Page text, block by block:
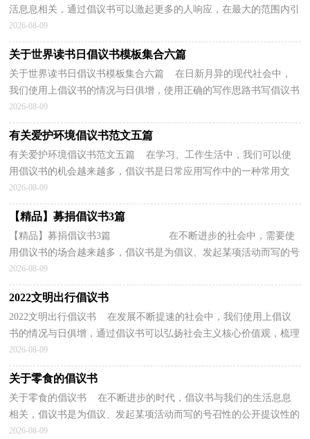
活息息相关，通过倡议书可以激起更多的人响应，在最大的范围内引
人们起共鸣。那么你有了解过倡议书吗？下面是小编收...
2026-08-09
关于世界读书日倡议书模板集合六篇
关于世界读书日倡议书模板集合六篇 在日新月异的现代社会中，
我们使用上倡议书的情况与日俱增，使用正确的写作思路书写倡议书
会更加事半功倍。大家知道倡议书的格式吗？以下是...
2026-08-09
有关爱护环境倡议书范文五篇
有关爱护环境倡议书范文五篇 在学习、工作生活中，我们可以使
用倡议书的机会越来越多，倡议书是日常应用写作中的一种常用文
体。那么你有了解过倡议书吗？以下是小编帮大家整理...
2026-08-09
【精品】募捐倡议书3篇
【精品】募捐倡议书3篇 在不断进步的社会中，需要使
用倡议书的场合越来越多，倡议书是为倡议、发起某项活动而写的号
召性的公开提议性的专用书信。还是对倡...
2026-08-09
2022文明出行倡议书
2022文明出行倡议书 在发展不断提速的社会中，我们使用上倡议
书的情况与日俱增，通过倡议书可以弘扬社会主义核心价值观，梳理
具有奉献爱心的精神，营造一个更美好和谐的社会。那...
2026-08-09
关于零食的倡议书
关于零食的倡议书 在不断进步的时代，倡议书与我们的生活息息
相关，倡议书是为倡议、发起某项活动而写的号召性的公开提议性的
专用书信。写起倡议书来就毫无头绪？以下是小编整...
2026-08-09